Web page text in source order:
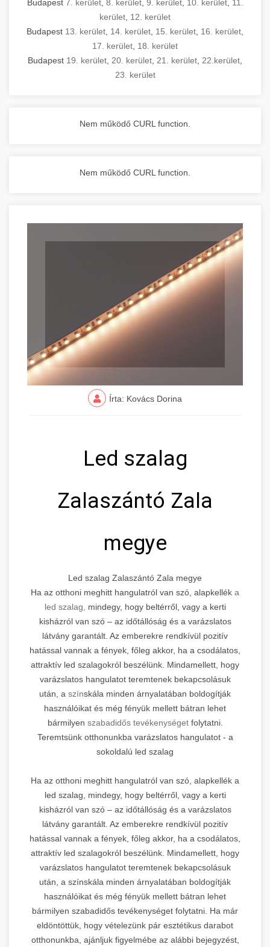
Budapest 7. kerület, 8. kerület, 9. kerület, 10. kerület, 11.
kerület 12. kerület
Budapest 13. kerület 14. kerület 15. kerület 16. kerület
17. kerület 18. kerület
Budapest 19. kerület 20. kerület 21. kerület 22.kerület
23. kerület
Nem működő CURL function.
Nem működő CURL function.
Írta: Kovács Dorina
Led szalag
Zalaszántó Zala
megye
Led szalag Zalaszántó Zala megye
Ha az otthoni meghitt hangulatról van szó, alapkellék a
led szalag,
mindegy, hogy beltérről, vagy a kerti
kisházról van szó – az időtállóság és a varázslatos
látvány garantált. Az emberekre rendkívül pozitív
hatással vannak a fények, főleg akkor, ha a csodálatos,
attraktív led szalagokról beszélünk. Mindamellett, hogy
varázslatos hangulatot teremtenek bekapcsolásuk
után, a színskála minden árnyalatában boldogítják
használóikat és még fényük mellett bátran lehet
bármilyen szabadidős tevékenységetfolytatni.
Teremtsünk otthonunkba varázslatos hangulatot - a
sokoldalú led szalag
Ha az otthoni meghitt hangulatról van szó, alapkellék a
led szalag, mindegy, hogy beltérről, vagy a kerti
kisházról van szó – az időtállóság és a varázslatos
látvány garantált. Az emberekre rendkívül pozitív
hatással vannak a fények, főleg akkor, ha a csodálatos,
attraktív led szalagokról beszélünk. Mindamellett, hogy
varázslatos hangulatot teremtenek bekapcsolásuk
után, a színskála minden árnyalatában boldogítják
használóikat és még fényük mellett bátran lehet
bármilyen szabadidős tevékenységet folytatni. Ha már
eldöntöttük, hogy vételezünk pár esztétikus darabot
otthonunkba, ajánljuk figyelmébe az alábbi bejegyzést,